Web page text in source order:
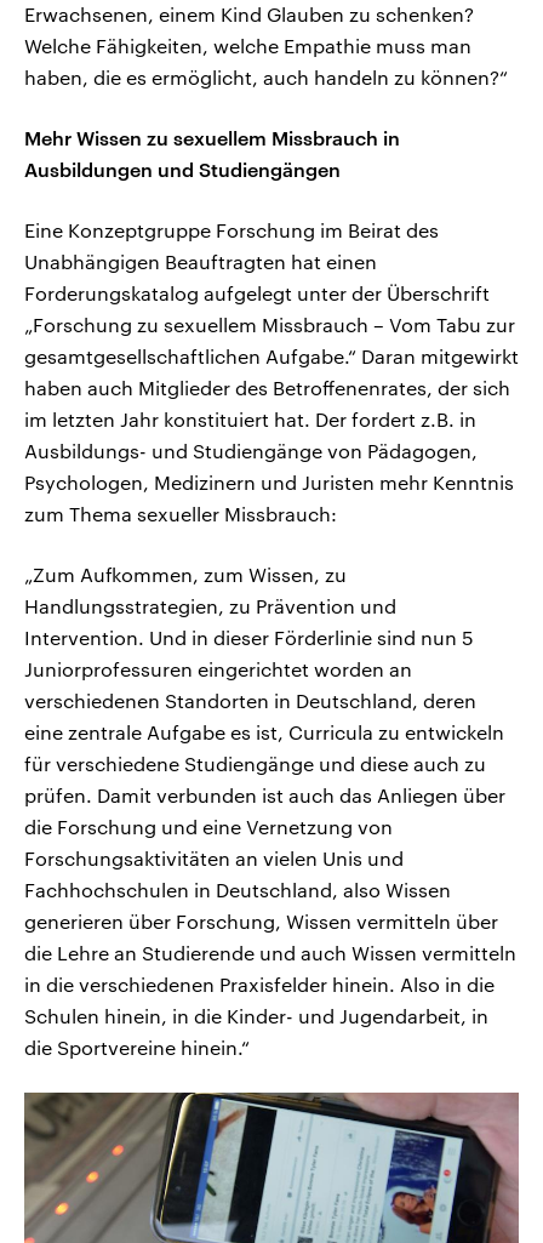
Erwachsenen, einem Kind Glauben zu schenken?
Welche Fähigkeiten, welche Empathie muss man
haben, die es ermöglicht, auch handeln zu können?“
Mehr Wissen zu sexuellem Missbrauch in
Ausbildungen und Studiengängen
Eine Konzeptgruppe Forschung im Beirat des
Unabhängigen Beauftragten hat einen
Forderungskatalog aufgelegt unter der Überschrift
„Forschung zu sexuellem Missbrauch – Vom Tabu zur
gesamtgesellschaftlichen Aufgabe.“ Daran mitgewirkt
haben auch Mitglieder des Betroffenenrates, der sich
im letzten Jahr konstituiert hat. Der fordert z.B. in
Ausbildungs- und Studiengänge von Pädagogen,
Psychologen, Medizinern und Juristen mehr Kenntnis
zum Thema sexueller Missbrauch:
„Zum Aufkommen, zum Wissen, zu
Handlungsstrategien, zu Prävention und
Intervention. Und in dieser Förderlinie sind nun 5
Juniorprofessuren eingerichtet worden an
verschiedenen Standorten in Deutschland, deren
eine zentrale Aufgabe es ist, Curricula zu entwickeln
für verschiedene Studiengänge und diese auch zu
prüfen. Damit verbunden ist auch das Anliegen über
die Forschung und eine Vernetzung von
Forschungsaktivitäten an vielen Unis und
Fachhochschulen in Deutschland, also Wissen
generieren über Forschung, Wissen vermitteln über
die Lehre an Studierende und auch Wissen vermitteln
in die verschiedenen Praxisfelder hinein. Also in die
Schulen hinein, in die Kinder- und Jugendarbeit, in
die Sportvereine hinein.“